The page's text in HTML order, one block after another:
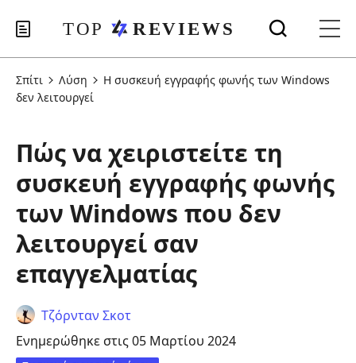
Σπίτι Λύση
Η συσκευή εγγραφής φωνής των Windows
δεν λειτουργεί
Πώς να χειριστείτε τη
συσκευή εγγραφής φωνής
των Windows που δεν
λειτουργεί σαν
επαγγελματίας
Τζόρνταν Σκοτ
Ενημερώθηκε στις 05 Μαρτίου 2024